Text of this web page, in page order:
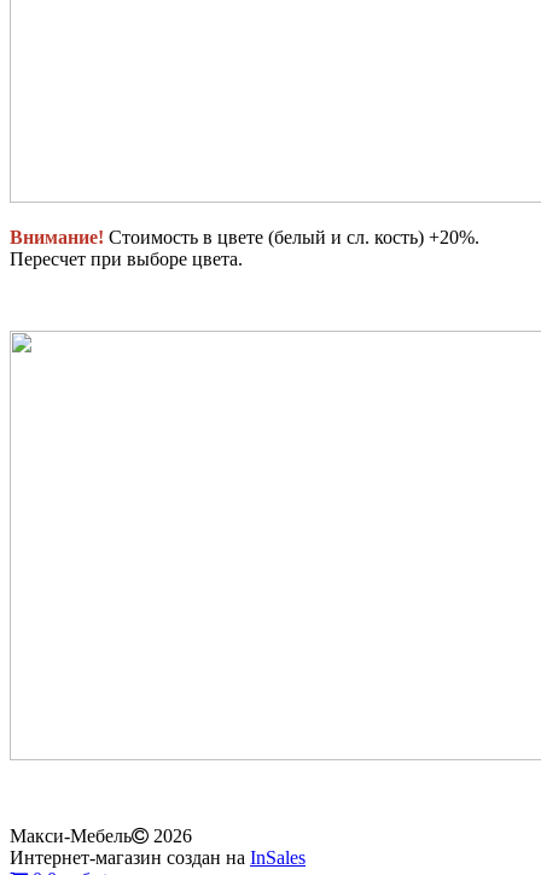
Внимание! Стоимость в цвете (белый и сл. кость) +20%.
Пересчет при выборе цвета.
Макси-Мебель
2026
Интернет-магазин создан на InSales